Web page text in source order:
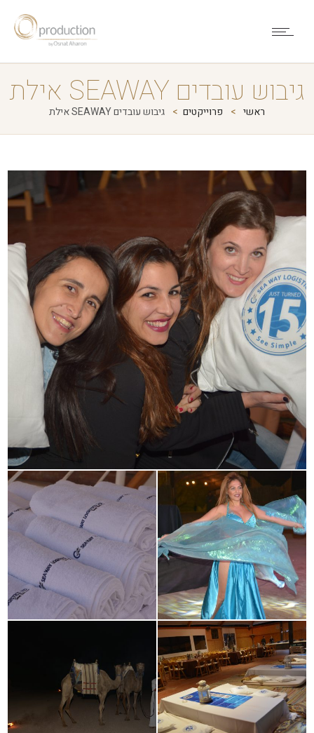
גיבוש עובדים SEAWAY אילת
ראשי פרוייקטים גיבוש עובדים SEAWAY אילת